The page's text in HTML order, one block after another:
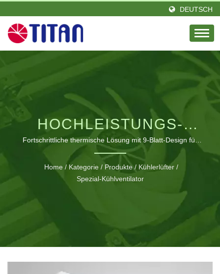
DEUTSCH
HOCHLEISTUNGS-
140MM KUKRI-
KÜHLERLÜFTER
Fortschrittliche thermische Lösung mit 9-Blatt-Design für
überlegenen Luftstrom und geräuschlosen Betrieb
Home / Kategorie / Produkte / Kühlerlüfter /
Spezial-Kühlventilator